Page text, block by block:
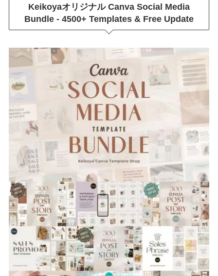
Keikoyaオリジナル Canva Social Media
Bundle - 4500+ Templates & Free Update